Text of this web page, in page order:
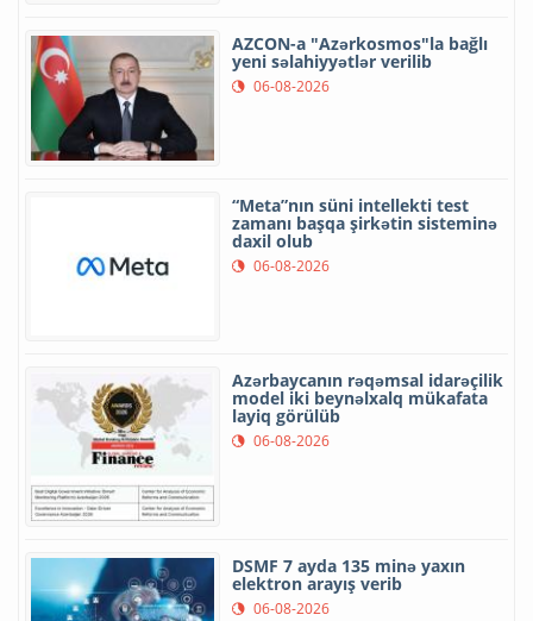
AZCON-a "Azərkosmos"la bağlı
yeni səlahiyyətlər verilib
06-08-2026
“Meta”nın süni intellekti test
zamanı başqa şirkətin sisteminə
daxil olub
06-08-2026
Azərbaycanın rəqəmsal idarəçilik
model iki beynəlxalq mükafata
layiq görülüb
06-08-2026
DSMF 7 ayda 135 minə yaxın
elektron arayış verib
06-08-2026